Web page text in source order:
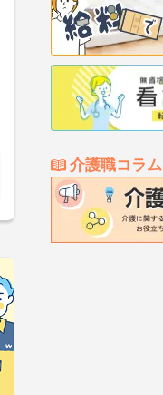
介護職コラム